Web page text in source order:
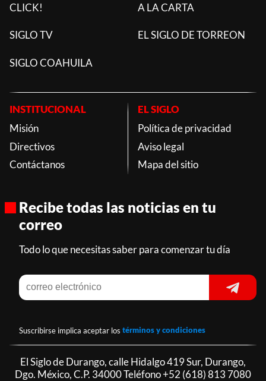
CLICK!
A LA CARTA
SIGLO TV EL SIGLO DE TORREON
SIGLO COAHUILA
INSTITUCIONAL
Misión
Directivos
Contáctanos
EL SIGLO
Política de privacidad
Aviso legal
Mapa del sitio
Recibe todas las noticias en tu
correo
Todo lo que necesitas saber para comenzar tu día
Suscribirse implica aceptar los términos y condiciones
El Siglo de Durango, calle Hidalgo 419 Sur, Durango,
Dgo. México, C.P. 34000 Teléfono+52 (618) 813 7080